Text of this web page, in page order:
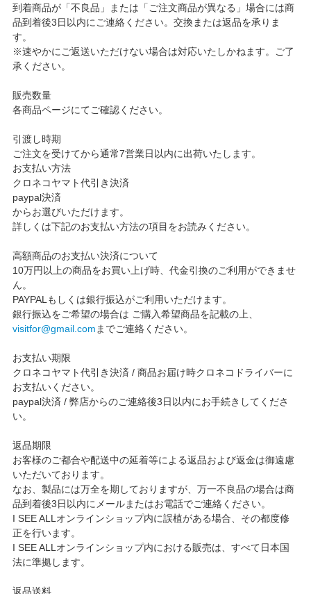
到着商品が「不良品」または「ご注文商品が異なる」場合には商
品到着後3日以内にご連絡ください。交換または返品を承りま
す。
※速やかにご返送いただけない場合は対応いたしかねます。ご了
承ください。
販売数量
各商品ページにてご確認ください。
引渡し時期
ご注文を受けてから通常7営業日以内に出荷いたします。
お支払い方法
クロネコヤマト代引き決済
paypal決済
からお選びいただけます。
詳しくは下記のお支払い方法の項目をお読みください。
高額商品のお支払い決済について
10万円以上の商品をお買い上げ時、代金引換のご利用ができませ
ん。
PAYPALもしくは銀行振込がご利用いただけます。
銀行振込をご希望の場合は ご購入希望商品を記載の上、
visitfor@gmail.com までご連絡ください。
お支払い期限
クロネコヤマト代引き決済 / 商品お届け時クロネコドライバーに
お支払いください。
paypal決済 / 弊店からのご連絡後3日以内にお手続きしてくださ
い。
返品期限
お客様のご都合や配送中の延着等による返品および返金は御遠慮
いただいております。
なお、製品には万全を期しておりますが、万一不良品の場合は商
品到着後3日以内にメールまたはお電話でご連絡ください。
I SEE ALLオンラインショップ内に誤植がある場合、その都度修
正を行います。
I SEE ALLオンラインショップ内における販売は、すべて日本国
法に準拠します。
返品送料